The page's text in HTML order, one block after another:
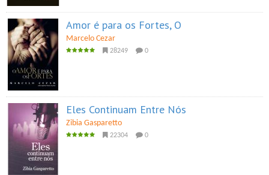
Amor é para os Fortes, O
Marcelo Cezar
28249 0
Eles Continuam Entre Nós
Zibia Gasparetto
22304 0